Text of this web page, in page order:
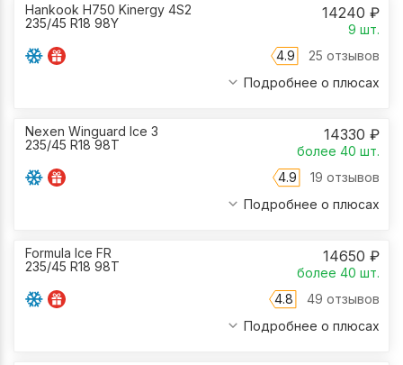
Hankook H750 Kinergy 4S2
235/45 R18 98Y
14240 ₽
9 шт.
4.9
25 отзывов
Подробнее о плюсах
Nexen Winguard Ice 3
235/45 R18 98T
14330 ₽
более 40 шт.
4.9
19 отзывов
Подробнее о плюсах
Formula Ice FR
235/45 R18 98T
14650 ₽
более 40 шт.
4.8
49 отзывов
Подробнее о плюсах